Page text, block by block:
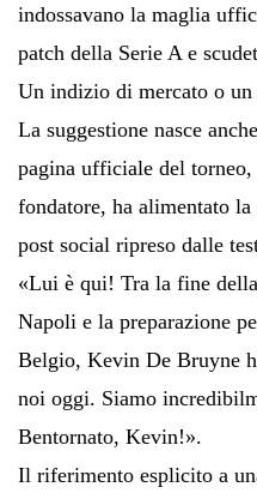
indossavano la maglia
patch della Serie A e
Un indizio di mercato o
La suggestione nasce
pagina ufficiale del
fondatore, ha alimentato
post social ripreso dalle
«Lui è qui! Tra la fine
Napoli e la preparazione
Belgio, Kevin De Bruyne
noi oggi. Siamo
Bentornato, Kevin!».
Il riferimento esplicito a